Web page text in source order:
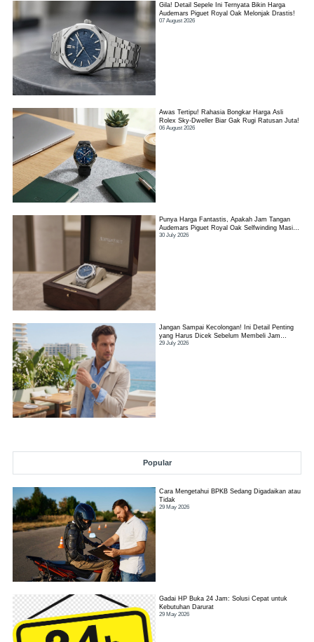
Gila! Detail Sepele Ini Ternyata Bikin Harga
Audemars Piguet Royal Oak Melonjak Drastis!
07 August 2026
Awas Tertipu! Rahasia Bongkar Harga Asli
Rolex Sky-Dweller Biar Gak Rugi Ratusan Juta!
06 August 2026
Punya Harga Fantastis, Apakah Jam Tangan
Audemars Piguet Royal Oak Selfwinding Masih
Worth It?
30 July 2026
Jangan Sampai Kecolongan! Ini Detail Penting
yang Harus Dicek Sebelum Membeli Jam
Tangan TAG Heuer Link
29 July 2026
Popular
Cara Mengetahui BPKB Sedang Digadaikan atau
Tidak
29 May 2026
Gadai HP Buka 24 Jam: Solusi Cepat untuk
Kebutuhan Darurat
29 May 2026